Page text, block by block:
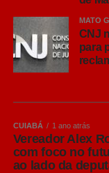
elevado padrão
reconhecido
resultado exige
mantê-lo e buscar
desempenho,
resultados
MATO
CNJ
para
CUIABÁ 1 ano atrás
Vereador Alex
com foco no
ao lado da